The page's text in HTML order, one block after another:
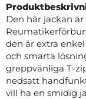
Den här jackan
den är extra
och smarta
greppvänliga T-
nedsatt
vill ha en smidig